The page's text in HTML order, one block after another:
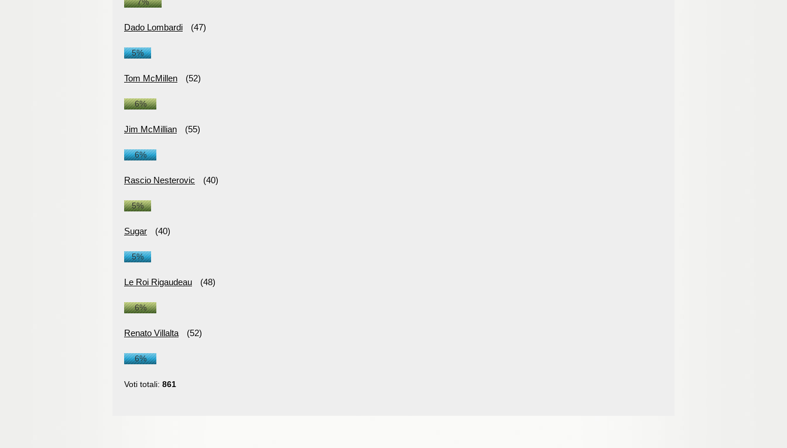
Dado Lombardi (47)
5%
Tom McMillen (52)
6%
Jim McMillian (55)
6%
Rascio Nesterovic (40)
5%
Sugar (40)
5%
Le Roi Rigaudeau (48)
6%
Renato Villalta (52)
6%
Voti totali: 861